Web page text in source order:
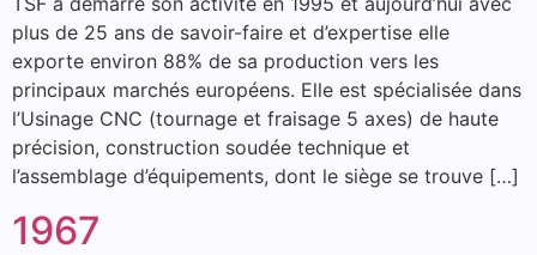
plus de 25 ans de savoir-faire et d’expertise elle
exporte environ 88% de sa production vers les
principaux marchés européens. Elle est spécialisée dans
l’Usinage CNC (tournage et fraisage 5 axes) de haute
précision, construction soudée technique et
l’assemblage d’équipements, dont le siège se trouve […]
1967